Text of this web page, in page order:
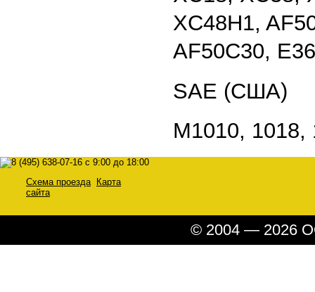
XC48H1,
AF50C30,
SAE (США)
M1010, 1018,
Схема проезда
Карта
сайта
© 2004 — 2026